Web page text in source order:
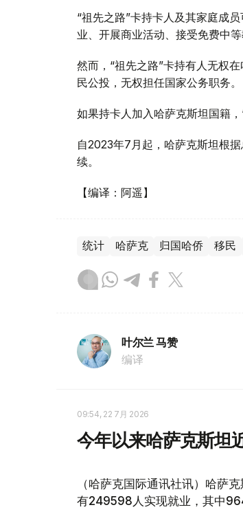
“祖先之路”卡持卡人及其家庭成
业、开展商业活动、接受免费中
然而，“祖先之路”卡持有人无权
民公投，无权担任国家公务职务。
如果持卡人加入哈萨克斯坦国籍，
自2023年7月起，哈萨克斯坦根
续。
【编译：阿遥】
统计 哈萨克 归国哈侨 移民
叶尔兰 马赞
编译
09:54, 22 7月 2026
今年以来哈萨克斯坦
（哈萨克国际通讯社讯）哈萨
有249598人实现就业，其中